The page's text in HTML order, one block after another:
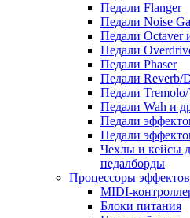
Педали Flanger
Педали Noise
Педали Octaver
Педали
Педали Phaser
Педали Reverb/
Педали
Педали Wah и
Педали
Педали
Чехлы и кейсы
педалборды
Процессоры эффектов
MIDI-
Блоки питания